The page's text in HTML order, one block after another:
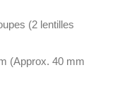
(2 lentilles
(Approx. 40 mm